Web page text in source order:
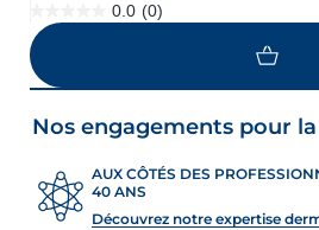
0.0 (0)
étoile(s)
sur
5.
Nos engagements pour
AUX CÔTÉS DES
40 ANS
Découvrez notre expertise